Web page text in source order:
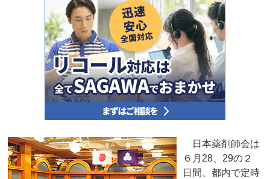
日本薬剤師会は
６月28、29の２
日間、都内で定時